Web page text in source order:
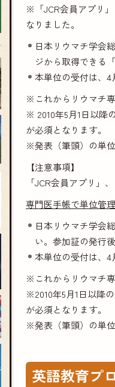
※「JCR会員アプリ
なりました。
日本リウマチ学会
ジから取得できる
本単位の受付は、
※これからリウマチ
※ 2010年5月1日以降
が必須となります。
※発表（筆頭）の単
【注意事項】
「JCR会員アプリ」
専門医手帳で単位管
日本リウマチ学会
い。参加証の発行
本単位の受付は、
※これからリウマチ
※2010年5月1日以降
が必須となります。
※発表（筆頭）の単
英語教育プ